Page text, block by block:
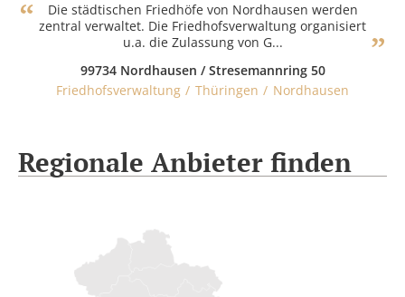
Die städtischen Friedhöfe von Nordhausen werden
zentral verwaltet. Die Friedhofsverwaltung organisiert
u.a. die Zulassung von G...
99734 Nordhausen / Stresemannring 50
Friedhofsverwaltung
Thüringen Nordhausen
Regionale Anbieter finden